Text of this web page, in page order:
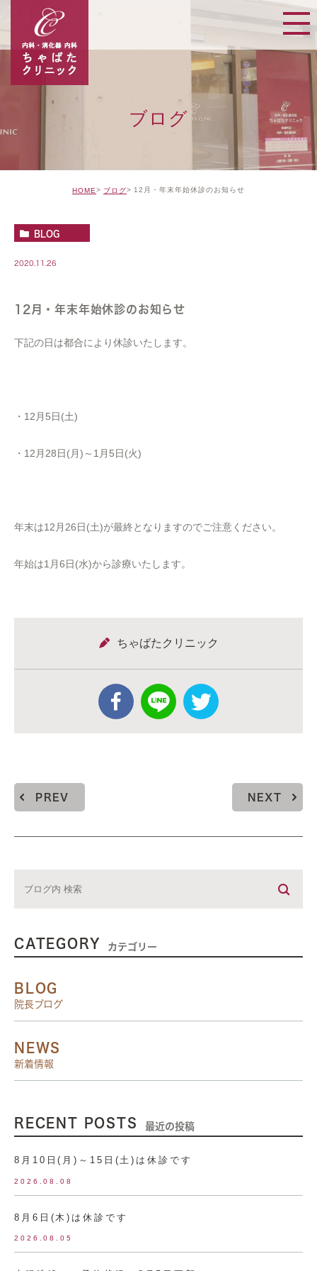
ブログ
HOME ブログ 12月・年末年始休診のお知らせ
BLOG
2020.11.26
12月・年末年始休診のお知らせ
下記の日は都合により休診いたします。
・12月5日(土)
・12月28日(月)～1月5日(火)
年末は12月26日(土)が最終となりますのでご注意ください。
年始は1月6日(水)から診療いたします。
ちゃばたクリニック
PREV NEXT
CATEGORY カテゴリー
BLOG
院長ブログ
NEWS
新着情報
RECENT POSTS 最近の投稿
8月10日(月)～15日(土)は休診です
2026.08.08
8月6日(木)は休診です
2026.08.05